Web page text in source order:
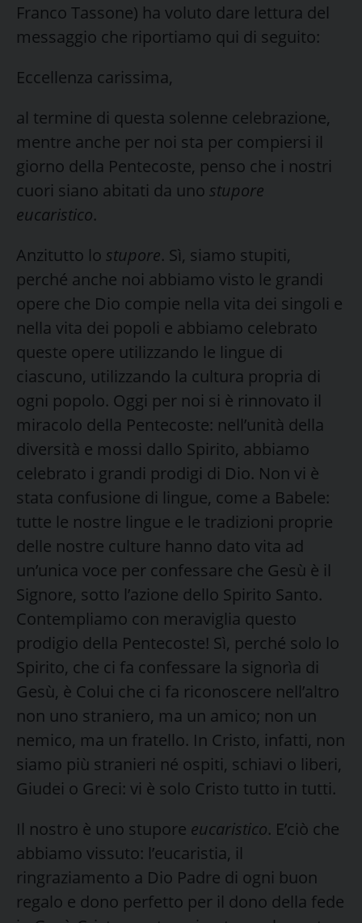
Franco Tassone) ha voluto dare lettura del
messaggio che riportiamo qui di seguito:
Eccellenza carissima,
al termine di questa solenne celebrazione,
mentre anche per noi sta per compiersi il
giorno della Pentecoste, penso che i nostri
cuori siano abitati da uno stupore
eucaristico.
Anzitutto lo stupore. Sì, siamo stupiti,
perché anche noi abbiamo visto le grandi
opere che Dio compie nella vita dei singoli e
nella vita dei popoli e abbiamo celebrato
queste opere utilizzando le lingue di
ciascuno, utilizzando la cultura propria di
ogni popolo. Oggi per noi si è rinnovato il
miracolo della Pentecoste: nell’unità della
diversità e mossi dallo Spirito, abbiamo
celebrato i grandi prodigi di Dio. Non vi è
stata confusione di lingue, come a Babele:
tutte le nostre lingue e le tradizioni proprie
delle nostre culture hanno dato vita ad
un’unica voce per confessare che Gesù è il
Signore, sotto l’azione dello Spirito Santo.
Contempliamo con meraviglia questo
prodigio della Pentecoste! Sì, perché solo lo
Spirito, che ci fa confessare la signorìa di
Gesù, è Colui che ci fa riconoscere nell’altro
non uno straniero, ma un amico; non un
nemico, ma un fratello. In Cristo, infatti, non
siamo più stranieri né ospiti, schiavi o liberi,
Giudei o Greci: vi è solo Cristo tutto in tutti.
Il nostro è uno stupore eucaristico. E’ciò che
abbiamo vissuto: l’eucaristia, il
ringraziamento a Dio Padre di ogni buon
regalo e dono perfetto per il dono della fede